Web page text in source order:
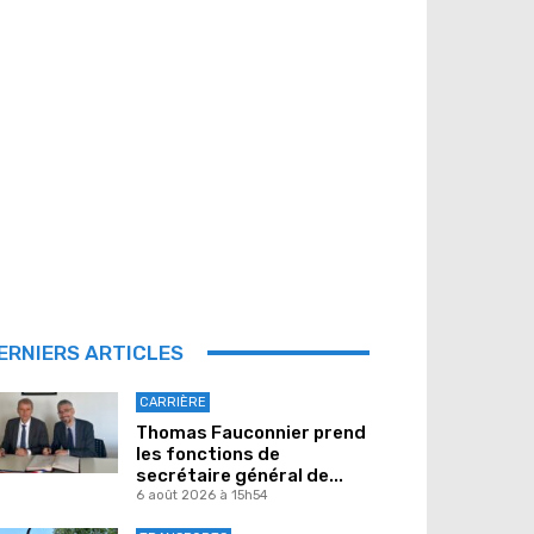
ARTICLES
CARRIÈRE
Thomas Fauconnier prend
les fonctions de
secrétaire général de...
6 août 2026 à 15h54